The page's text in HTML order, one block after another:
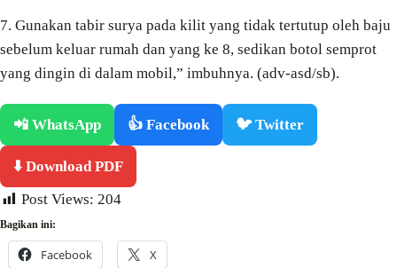
7. Gunakan tabir surya pada kilit yang tidak tertutup oleh baju
sebelum keluar rumah dan yang ke 8, sedikan botol semprot
yang dingin di dalam mobil,” imbuhnya. (adv-asd/sb).
📲 WhatsApp 👍 Facebook 🐦 Twitter
⬇️ Download PDF
Post Views: 204
Bagikan ini:
Facebook X